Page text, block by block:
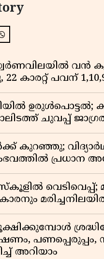
വൻ
22 കാരറ്റ് പവന്
ഉരുൾപൊട്ടൽ;
ചുവപ്പ്
കുറഞ്ഞു;
പ്രധാന
വെടിവെപ്പ്;
അറിയാം